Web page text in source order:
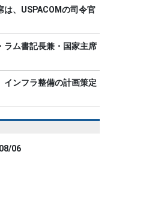
は、USPACOMの司令官
ム書記長兼・国家主席
ンフラ整備の計画策定
06